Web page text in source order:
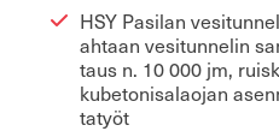
HSY Pa­si­lan
ah­taan ve­si­tun­ne­lin
taus n. 10 000 jm,
ku­be­to­ni­sa­lao­jan
ta­työt